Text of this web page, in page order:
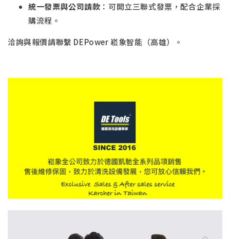
統一發票與公司請款 ：可開立三聯式發票，配合企業採
購流程。
洽詢與報價請聯繫 DEPower 崧象智能（高雄）。